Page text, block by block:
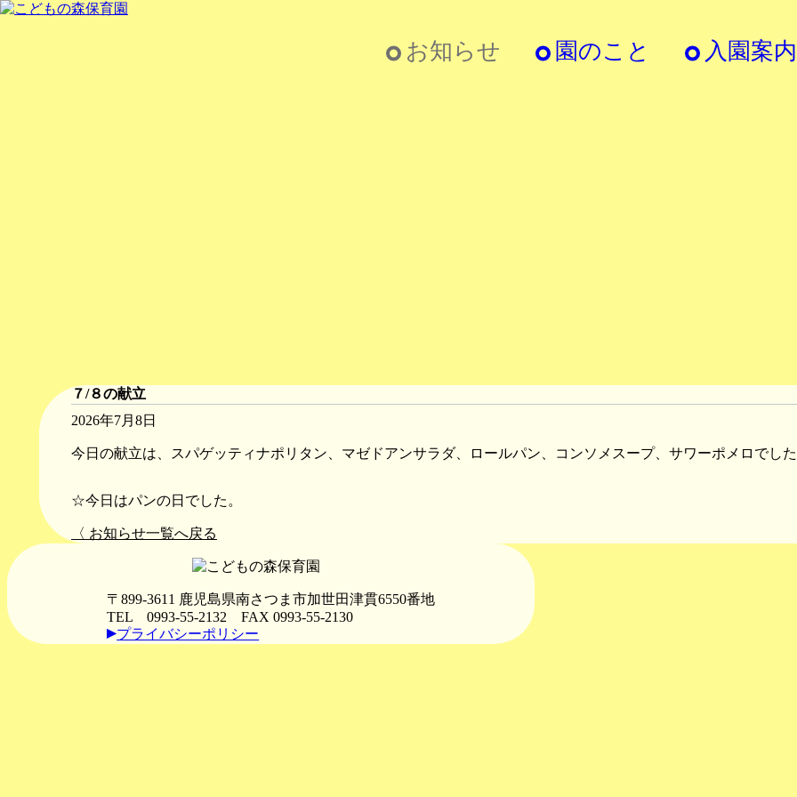
お知らせ 園のこと 入園案内
７/８の献立
2026年7月8日
今日の献立は、スパゲッティナポリタン、マゼドアンサラダ、ロールパン、コンソメスープ、サワーポメロでし
☆今日はパンの日でした。
〈 お知らせ一覧へ戻る
〒899-3611 鹿児島県南さつま市加世田津貫6550番地
TEL 0993-55-2132 FAX 0993-55-2130
プライバシーポリシー